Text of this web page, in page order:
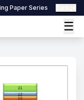
Paper Series
☰